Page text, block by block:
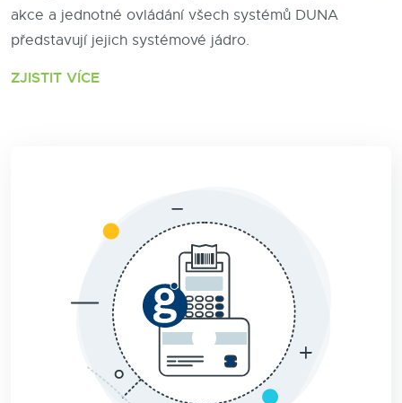
akce a jednotné ovládání všech systémů DUNA
představují jejich systémové jádro.
ZJISTIT VÍCE